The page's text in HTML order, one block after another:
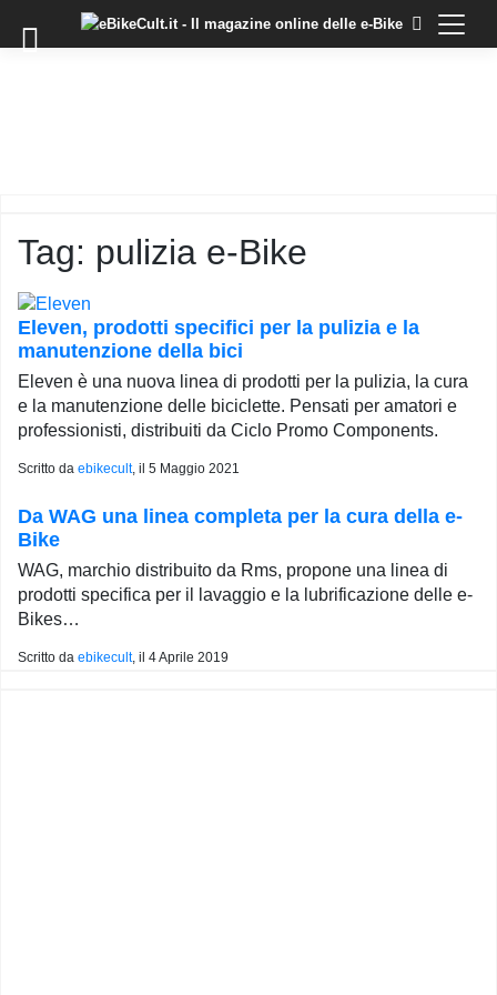
×
TUTORIAL
STAFF
DI
EBIKECULT
CONTATTI
PRIVACY
POLICY
Tag: pulizia e-Bike
Eleven, prodotti specifici per la pulizia e la
manutenzione della bici
Eleven è una nuova linea di prodotti per la pulizia, la cura
e la manutenzione delle biciclette. Pensati per amatori e
professionisti, distribuiti da Ciclo Promo Components.
Scritto da ebikecult, il 5 Maggio 2021
Da WAG una linea completa per la cura della e-
Bike
WAG, marchio distribuito da Rms, propone una linea di
prodotti specifica per il lavaggio e la lubrificazione delle e-
Bikes…
Scritto da ebikecult, il 4 Aprile 2019